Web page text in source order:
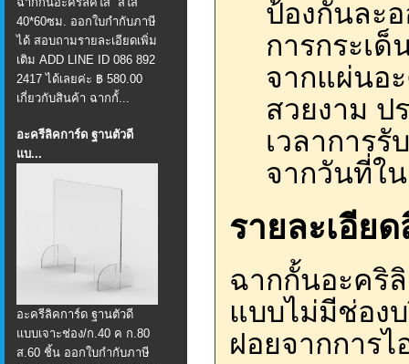
40*60ซม. ออกใบกำกับภาษี
ได้ สอบถามรายละเอียดเพิ่ม
เติม ADD LINE ID 086 892
2417 ได้เลยค่ะ ฿ 580.00
เกี่ยวกับสินค้า ฉากกั้...
อะครีลิคการ์ด ฐานตัวดี
แบ...
อะครีลิคการ์ด ฐานตัวดี
แบบเจาะช่อง/ก.40 ค ก.80
ส.60 ชิ้น ออกใบกำกับภาษี
ป้องกันละ
การกระเ
จากแผ่นอ
สวยงาม ป
เวลาการ
จากวันที่ใ
รายละเอีย
ฉากกั้นอะคริ
แบบไม่มีช่อง
ฝอยจากการ